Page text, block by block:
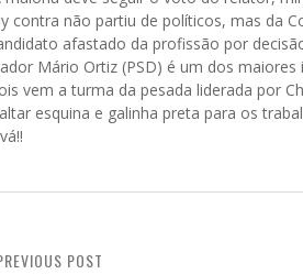
contra não partiu de políticos, mas da
afastado da profissão por
Mário Ortiz (PSD) é um dos maiores
a turma da pesada liderada por
esquina e galinha preta para os
POST